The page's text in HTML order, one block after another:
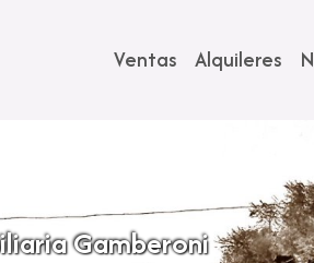
Ventas Alquileres
Gamberoni